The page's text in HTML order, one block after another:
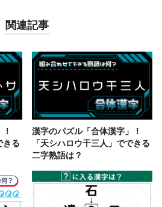
関連記事
きる
漢字のパズル「合体漢字」！
「天シハロウ干三人」でできる
二字熟語は？